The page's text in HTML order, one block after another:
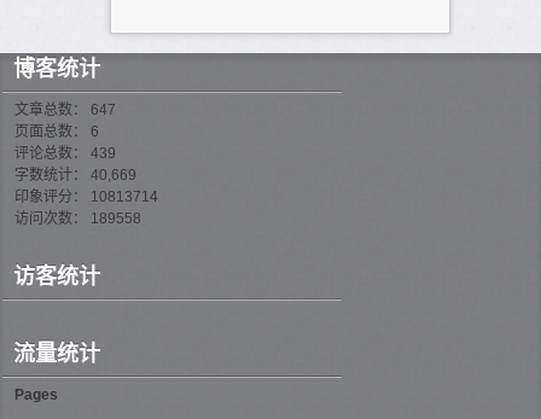
博客统计
文章总数： 647
页面总数： 6
评论总数： 439
字数统计： 40,669
印象评分： 10813714
访问次数： 189558
访客统计
流量统计
Pages